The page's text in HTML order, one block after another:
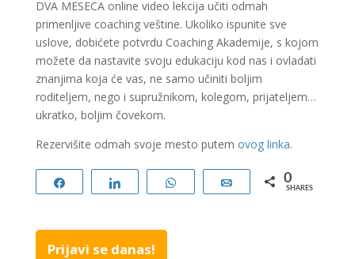
DVA MESECA online video lekcija učiti odmah
primenljive coaching veštine. Ukoliko ispunite sve
uslove, dobićete potvrdu Coaching Akademije, s kojom
možete da nastavite svoju edukaciju kod nas i ovladati
znanjima koja će vas, ne samo učiniti boljim
roditeljem, nego i supružnikom, kolegom, prijateljem…
ukratko, boljim čovekom.
Rezervišite odmah svoje mesto putem ovog linka.
WhatsApp Email 0
SHARES
Prijavi se danas!